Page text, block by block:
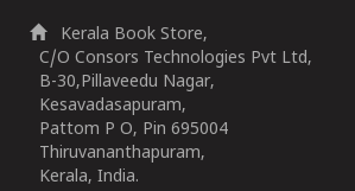
Kerala Book Store,
C/O Consors Technologies Pvt Ltd,
B-30,Pillaveedu Nagar,
Kesavadasapuram,
Pattom P O, Pin 695004
Thiruvananthapuram,
Kerala, India.